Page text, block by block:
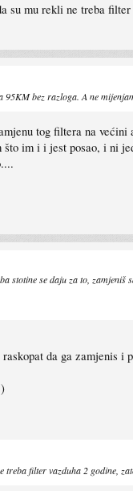
su mu rekli ne treba
bez razloga. A ne
tog filtera na
im i i jest posao, i ni
stotine se daju za to, zamjeniš
da ga zamjenis
treba filter vazduha 2 godine,